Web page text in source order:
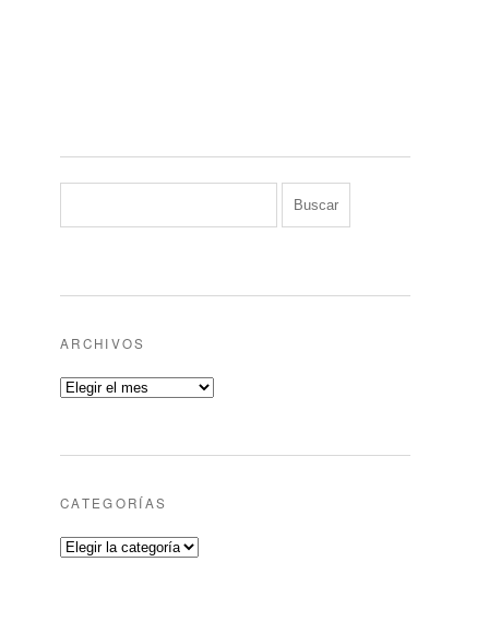
ARCHIVOS
CATEGORÍAS